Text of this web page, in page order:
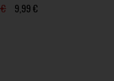
9,99 €